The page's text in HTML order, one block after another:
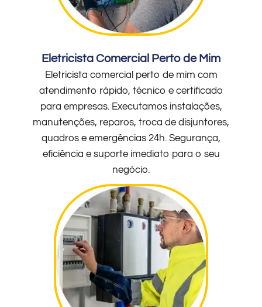
Eletricista Comercial Perto de Mim
Eletricista comercial perto de mim com
atendimento rápido, técnico e certificado
para empresas. Executamos instalações,
manutenções, reparos, troca de disjuntores,
quadros e emergências 24h. Segurança,
eficiência e suporte imediato para o seu
negócio.